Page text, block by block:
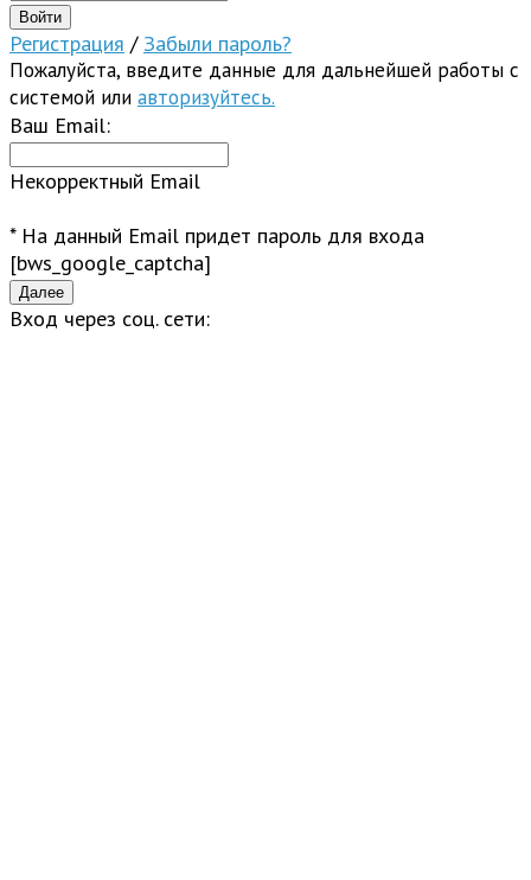
Регистрация / Забыли пароль?
Пожалуйста, введите данные для дальнейшей работы с
системой или авторизуйтесь.
Ваш Email:
Некорректный Email
* На данный Email придет пароль для входа
[bws_google_captcha]
Вход через соц. сети: